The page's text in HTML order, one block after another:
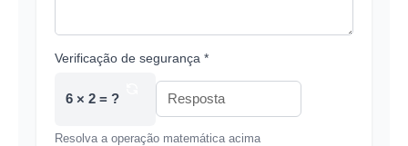
Verificação de segurança *
6 × 2 = ?
Resolva a operação matemática acima